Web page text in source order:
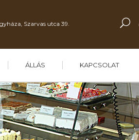
Szarvas utca 39.
ÁLLÁS KAPCSOLAT